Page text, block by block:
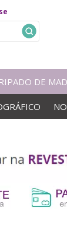
RIPADO DE